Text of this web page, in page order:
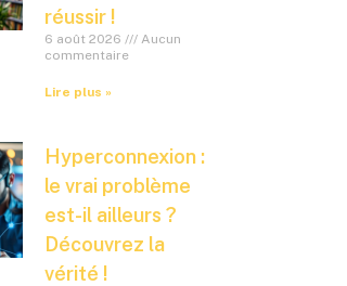
réussir !
6 août 2026
Aucun
commentaire
Lire plus »
Hyperconnexion :
le vrai problème
est-il ailleurs ?
Découvrez la
vérité !